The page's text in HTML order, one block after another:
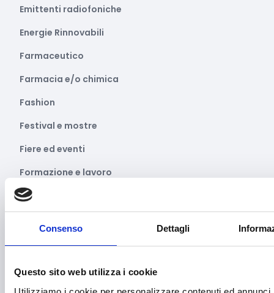
Consenso Dettagli
Questo sito web utilizza i cookie
Emittenti radiofoniche
Energie Rinnovabili
Farmaceutico
Farmacia e/o chimica
Fashion
Festival e mostre
Fiere ed eventi
Formazione e lavoro
Fotovoltaico
Giustizia e sicurezza
Green economy
Impianti sportivi